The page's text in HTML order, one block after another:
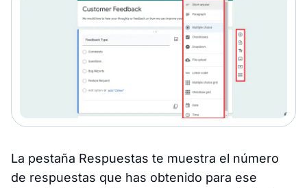
La pestaña Respuestas te muestra el número
de respuestas que has obtenido para ese